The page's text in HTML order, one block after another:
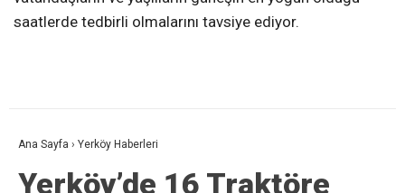
saatlerde tedbirli olmalarını tavsiye ediyor.
Ana Sayfa › Yerköy Haberleri
Yerköy’de 16 Traktöre